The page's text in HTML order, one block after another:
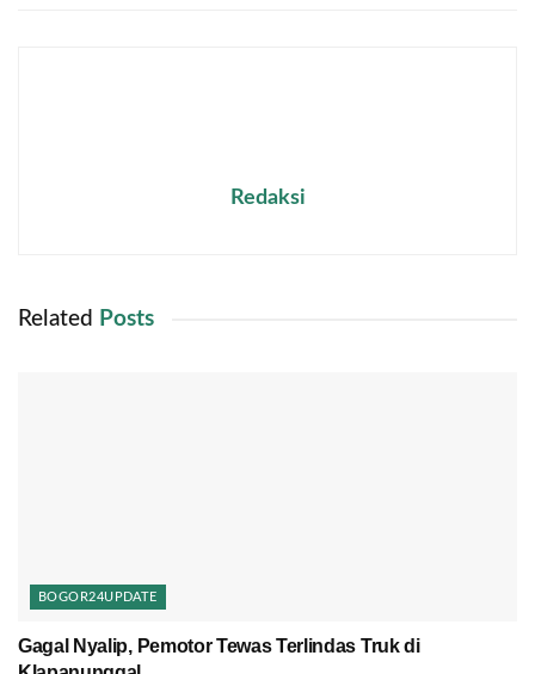
Redaksi
Related Posts
BOGOR24UPDATE
Gagal Nyalip, Pemotor Tewas Terlindas Truk di